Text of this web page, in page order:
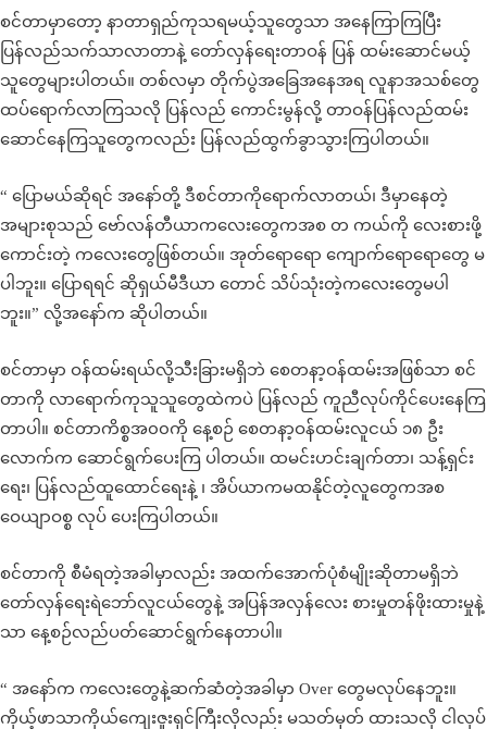
စင်တာမှာတော့ နာတာရှည်ကုသရမယ့်သူတွေသာ အနေကြာကြပြီး
ပြန်လည်သက်သာလာတာနဲ့ တော်လှန်ရေးတာဝန် ပြန် ထမ်းဆောင်မယ့်
သူတွေများပါတယ်။ တစ်လမှာ တိုက်ပွဲအခြေအနေအရ လူနာအသစ်တွေ
ထပ်ရောက်လာကြသလို ပြန်လည် ကောင်းမွန်လို့ တာဝန်ပြန်လည်ထမ်း
ဆောင်နေကြသူတွေကလည်း ပြန်လည်ထွက်ခွာသွားကြပါတယ်။
“ ပြောမယ်ဆိုရင် အနော်တို့ ဒီစင်တာကိုရောက်လာတယ်၊ ဒီမှာနေတဲ့
အများစုသည် ဗော်လန်တီယာကလေးတွေကအစ တ ကယ်ကို လေးစားဖို့
ကောင်းတဲ့ ကလေးတွေဖြစ်တယ်။ အုတ်ရောရော ကျောက်ရောရောတွေ မ
ပါဘူး။ ပြောရရင် ဆိုရှယ်မီဒီယာ တောင် သိပ်သုံးတဲ့ကလေးတွေမပါ
ဘူး။” လို့အနော်က ဆိုပါတယ်။
စင်တာမှာ ဝန်ထမ်းရယ်လို့သီးခြားမရှိဘဲ စေတနာ့ဝန်ထမ်းအဖြစ်သာ စင်
တာကို လာရောက်ကုသူသူတွေထဲကပဲ ပြန်လည် ကူညီလုပ်ကိုင်ပေးနေကြ
တာပါ။ စင်တာကိစ္စအ၀၀ကို နေ့စဉ် စေတနာ့ဝန်ထမ်းလူငယ် ၁၈ ဦး
လောက်က ဆောင်ရွက်ပေးကြ ပါတယ်။ ထမင်းဟင်းချက်တာ၊ သန့်ရှင်း
ရေး၊ ပြန်လည်ထူထောင်ရေးနဲ့ ၊ အိပ်ယာကမထနိုင်တဲ့လူတွေကအစ
ဝေယျာဝစ္စ လုပ် ပေးကြပါတယ်။
စင်တာကို စီမံရတဲ့အခါမှာလည်း အထက်အောက်ပုံစံမျိုးဆိုတာမရှိဘဲ
တော်လှန်ရေးရဲဘော်လူငယ်တွေနဲ့ အပြန်အလှန်လေး စားမှုတန်ဖိုးထားမှုနဲ့
သာ နေ့စဉ်လည်ပတ်ဆောင်ရွက်နေတာပါ။
“ အနော်က ကလေးတွေနဲ့ဆက်ဆံတဲ့အခါမှာ Over တွေမလုပ်နေဘူး။
ကိုယ့်ဖာသာကိုယ်ကျေးဇူးရှင်ကြီးလိုလည်း မသတ်မှတ် ထားသလို ငါလုပ်